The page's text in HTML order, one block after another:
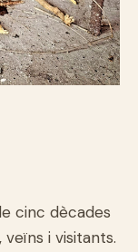
cinc dècades
i visitants.